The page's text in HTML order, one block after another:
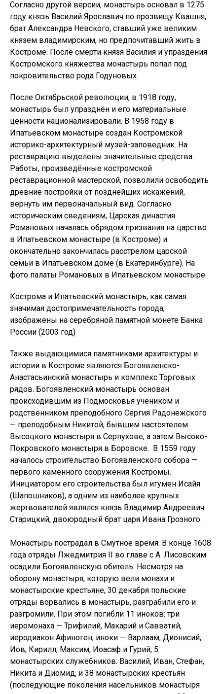
Согласно другой версии, монастырь основал в 1275
году князь Василий Ярославич по прозвищу Квашня,
брат Александра Невского, ставший уже великим
князем владимирским, но предпочитавший жить в
Костроме. После смерти князя Василия и упраздения
Костромского княжества монастырь попал под
покровительство рода Годуновых.
После Октябрьской революции, в 1918 году,
монастырь был упразднён и его материальные
ценности национализировали. В 1958 году в
Ипатьевском монастыре создан Костромской
историко-архитектурный музей-заповедник. На
реставрацию выделены значительные средства.
Работы, произведённые костромской
реставрационной мастерской, позволили освободить
древние постройки от позднейших искажений,
вернуть им первоначальный вид. Согласно
историческим сведениям, Царская династия
Романовых началась обрядом призвания на царство
в Ипатьевском монастыре (в Костроме) и
окончательно закончилась расстрелом царской
семьи в Ипатьевском доме (в Екатеринбурге). На
фото палаты Романовых в Ипатьевском монастыре.
Кострома и Ипатьевский монастырь, как самая
значимая достопримечательность города,
изображены на серебряной памятной монете Банка
России (2003 год)
Также выдающимися памятниками архитектуры и
истории в Костроме являются Богоявленско-
Анастасьинский монастырь и комплекс Торговых
рядов. Богоявленский монастырь основан
происходившим из Подмосковья учеником и
родственником преподобного Сергия Радонежского
— преподобным Никитой, бывшим настоятелем
Высоцкого монастыря в Серпухове, а затем Высоко-
Покровского монастыря в Боровске. В 1559 году
началось строительство Богоявленского собора —
первого каменного сооружения Костромы.
Инициатором его строительства был игумен Исайя
(Шапошников), а одним из наиболее крупных
жертвователей являлся князь Владимир Андреевич
Старицкий, двоюродный брат царя Ивана Грозного.
Монастырь пострадал в Смутное время. В конце 1608
года отряды Лжедмитрия II во главе с А. Лисовским
осадили Богоявленскую обитель. Несмотря на
оборону монастыря, которую вели монахи и
монастырские крестьяне, 30 декабря польские
отряды ворвались в монастырь, разграбили его и
разгромили. При этом погибли 11 иноков: три
иеромонаха — Трифилий, Макарий и Савватий,
иеродиакон Афиноген, иноки — Варлаам, Дионисий,
Иов, Кирилл, Максим, Иоасаф и Гурий, 5
монастырских служебников: Василий, Иван, Стефан,
Никита и Диомид, и 38 монастырских крестьян
(последующие поколения насельников монастыря